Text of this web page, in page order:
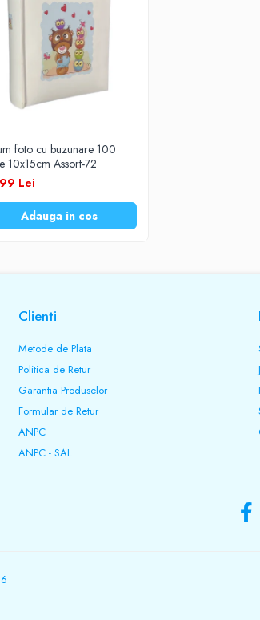
foto cu buzunare 100
10x15cm Assort-72
Lei
Adauga in cos
Clienti
Metode de Plata
Politica de Retur
Garantia Produselor
Formular de Retur
ANPC
ANPC - SAL